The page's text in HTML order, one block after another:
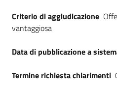
Criterio di aggiudicazione
vantaggiosa
Data di pubblicazione a
Termine richiesta chiarimenti